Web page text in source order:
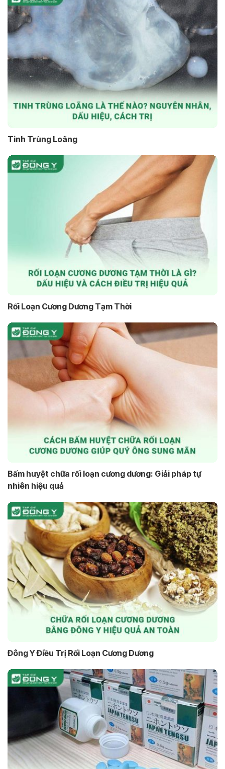
Tinh Trùng Loãng
Rối Loạn Cương Dương Tạm Thời
Bấm huyệt chữa rối loạn cương dương: Giải pháp tự
nhiên hiệu quả
Đông Y Điều Trị Rối Loạn Cương Dương